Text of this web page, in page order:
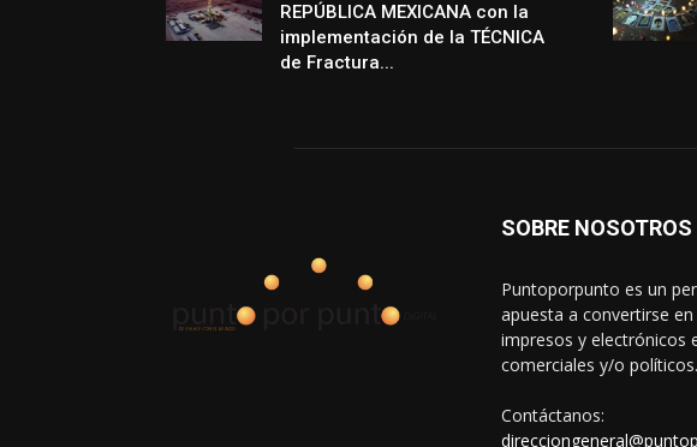
REPÚBLICA MEXICANA con la
implementación de la TÉCNICA
de Fractura...
SOBRE NOSOTROS
Puntoporpunto es un
apuesta a convertirse
impresos y electrónicos
comerciales y/o políticos.
Contáctanos: